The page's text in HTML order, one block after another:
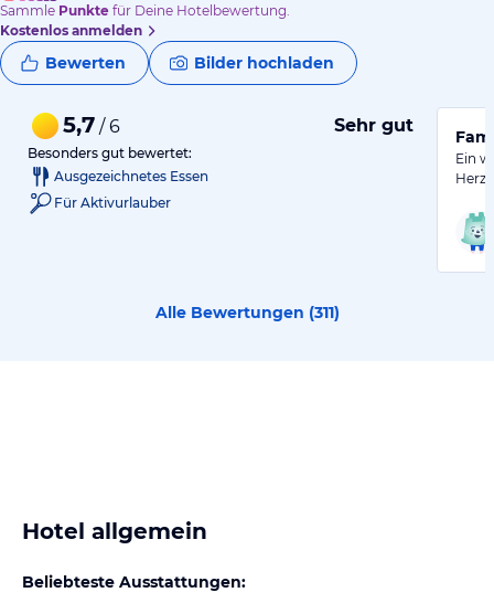
Sammle Punkte für Deine Hotelbewertung.
Kostenlos anmelden
Bewerten Bilder hochladen
5,7 / 6 Sehr gut
Besonders gut bewertet:
Ausgezeichnetes Essen
Für Aktivurlauber
Ein
Herz
Alle Bewertungen (311)
Hotel allgemein
Beliebteste Ausstattungen: